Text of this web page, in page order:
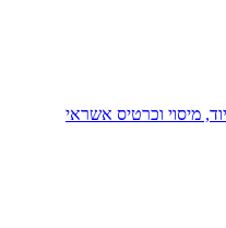
מיסוי וכרטיס אשראי